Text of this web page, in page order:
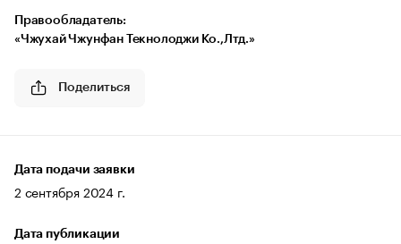
Правообладатель:
«Чжухай Чжунфан Текнолоджи Ко.,Лтд.»
Поделиться
Дата подачи заявки
2 сентября 2024 г.
Дата публикации